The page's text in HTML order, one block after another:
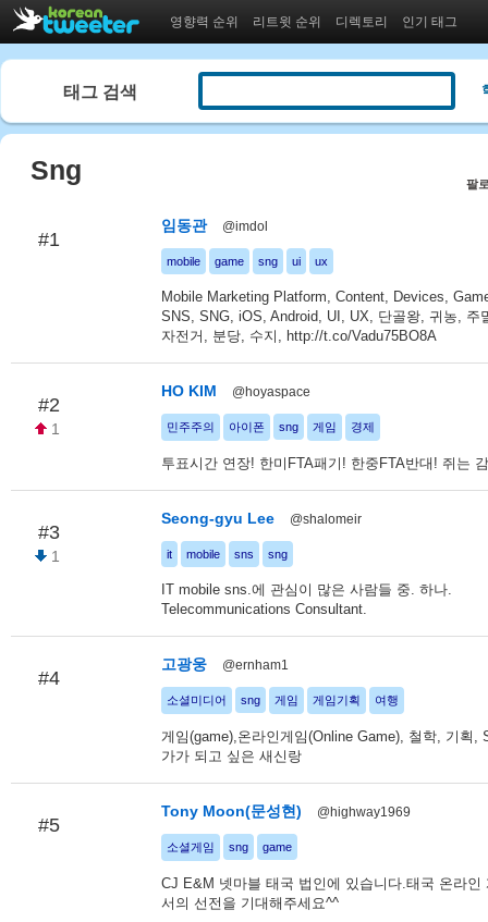
영향력 순위 리트윗 순위 디렉토리 인기 태그
태그 검색
Sng 팔
#1
임동관 @imdol
mobile game sng ui ux
Mobile Marketing Platform, Content, Devices,
SNS, SNG, iOS, Android, UI, UX, 단골왕, 귀농, 주
자전거, 분당, 수지, http://t.co/Vadu75BO8A
#2
1
HO KIM @hoyaspace
민주주의 아이폰 sng 게임 경제
투표시간 연장! 한미FTA패기! 한중FTA반대! 쥐는
#3
1
Seong-gyu Lee @shalomeir
it mobile sns sng
IT mobile sns.에 관심이 많은 사람들 중. 하나.
Telecommunications Consultant.
#4
고광웅 @ernham1
소셜미디어 sng 게임 게임기획 여행
게임(game),온라인게임(Online Game), 철학, 기획,
가가 되고 싶은 새신랑
#5
Tony Moon(문성현) @highway1969
소셜게임 sng game
CJ E&M 넷마블 태국 법인에 있습니다.태국 온라인
서의 선전을 기대해주세요^^